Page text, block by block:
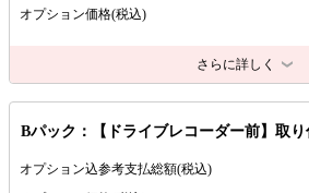
オプション価格(税込)
さらに詳しく
Bパック：【ドライブレコーダー前】取り
オプション込参考支払総額(税込)